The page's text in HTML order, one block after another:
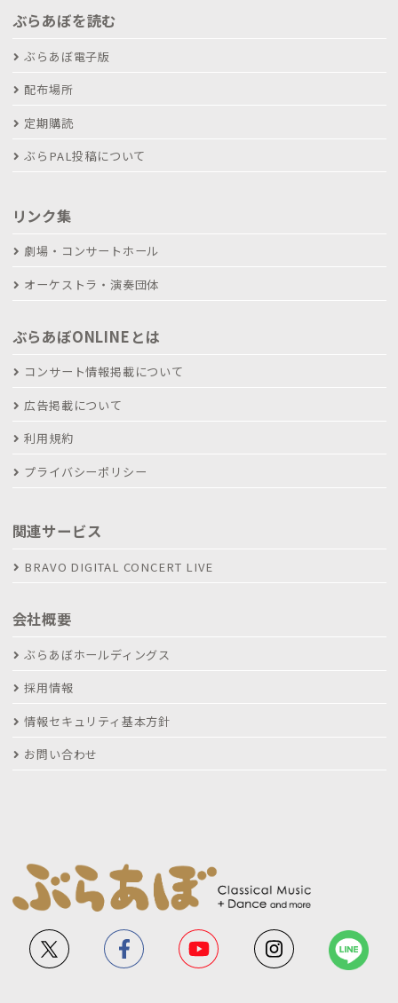
ぶらあぼを読む
ぶらあぼ電子版
配布場所
定期購読
ぶらPAL投稿について
リンク集
劇場・コンサートホール
オーケストラ・演奏団体
ぶらあぼONLINEとは
コンサート情報掲載について
広告掲載について
利用規約
プライバシーポリシー
関連サービス
BRAVO DIGITAL CONCERT LIVE
会社概要
ぶらあぼホールディングス
採用情報
情報セキュリティ基本方針
お問い合わせ